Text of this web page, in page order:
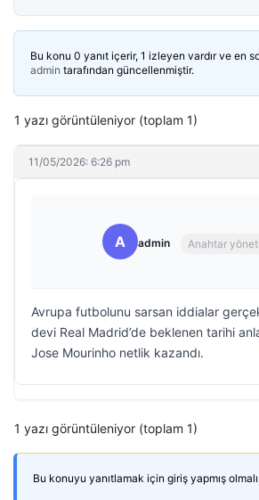
Bu konu 0 yanıt içerir, 1 izleyen vardır ve en
admin tarafından güncellenmiştir.
1 yazı görüntüleniyor (toplam 1)
11/05/2026: 6:26 pm
A admin Anahtar
Avrupa futbolunu sarsan iddialar
devi Real Madrid’de beklenen tarihi
Jose Mourinho netlik kazandı.
1 yazı görüntüleniyor (toplam 1)
Bu konuyu yanıtlamak için giriş yapmış